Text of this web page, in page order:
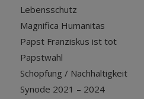
Lebensschutz
Magnifica Humanitas
Papst Franziskus ist tot
Papstwahl
Schöpfung / Nachhaltigkeit
Synode 2021 – 2024